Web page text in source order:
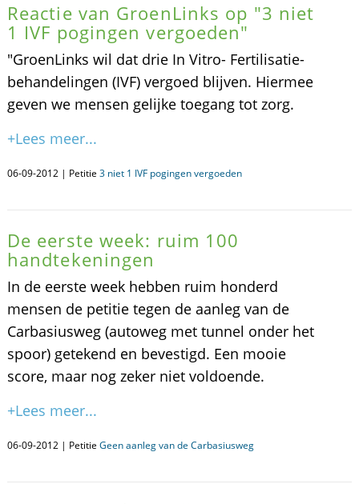
Reactie van GroenLinks op "3 niet
1 IVF pogingen vergoeden"
"GroenLinks wil dat drie In Vitro- Fertilisatie-
behandelingen (IVF) vergoed blijven. Hiermee
geven we mensen gelijke toegang tot zorg.
+Lees meer...
06-09-2012 | Petitie 3 niet 1 IVF pogingen vergoeden
De eerste week: ruim 100
handtekeningen
In de eerste week hebben ruim honderd
mensen de petitie tegen de aanleg van de
Carbasiusweg (autoweg met tunnel onder het
spoor) getekend en bevestigd. Een mooie
score, maar nog zeker niet voldoende.
+Lees meer...
06-09-2012 | Petitie Geen aanleg van de Carbasiusweg